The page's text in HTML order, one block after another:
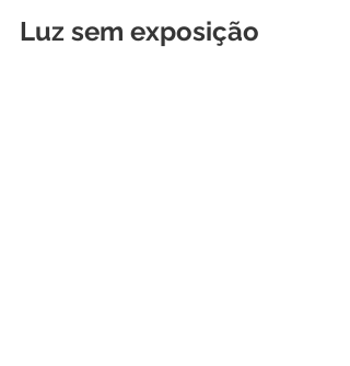
Luz sem exposição